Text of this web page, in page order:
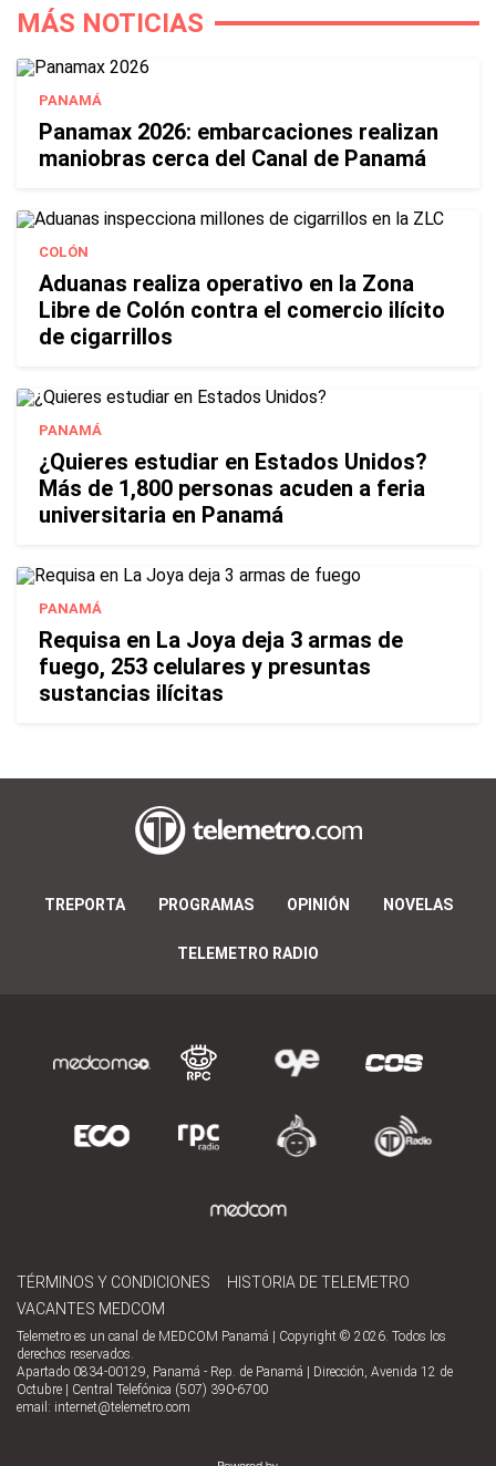
MÁS NOTICIAS
PANAMÁ
Panamax 2026: embarcaciones realizan
maniobras cerca del Canal de Panamá
COLÓN
Aduanas realiza operativo en la Zona
Libre de Colón contra el comercio ilícito
de cigarrillos
PANAMÁ
¿Quieres estudiar en Estados Unidos?
Más de 1,800 personas acuden a feria
universitaria en Panamá
PANAMÁ
Requisa en La Joya deja 3 armas de
fuego, 253 celulares y presuntas
sustancias ilícitas
TREPORTA PROGRAMAS OPINIÓN NOVELAS
TELEMETRO RADIO
TÉRMINOS Y CONDICIONES
HISTORIA DE TELEMETRO
VACANTES MEDCOM
Telemetro es un canal de MEDCOM Panamá | Copyright © 2026. Todos los
derechos reservados.
Apartado 0834-00129, Panamá - Rep. de Panamá | Dirección, Avenida 12 de
Octubre | Central Telefónica (507) 390-6700
email: internet@telemetro.com